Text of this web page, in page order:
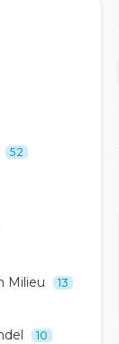
52
Milieu 13
10